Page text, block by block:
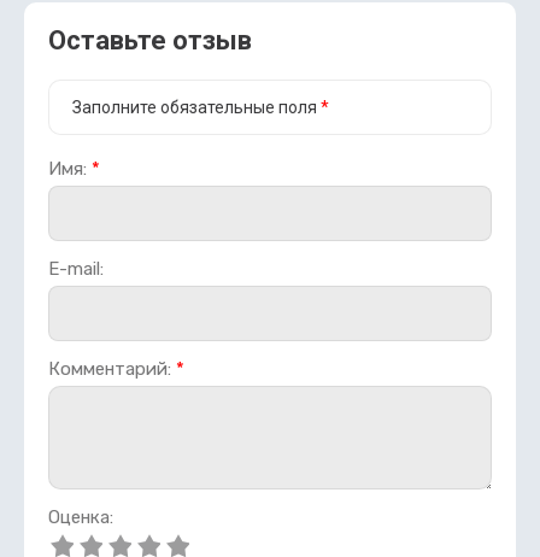
Оставьте отзыв
Заполните обязательные поля *
Имя: *
E-mail:
Комментарий: *
Оценка: